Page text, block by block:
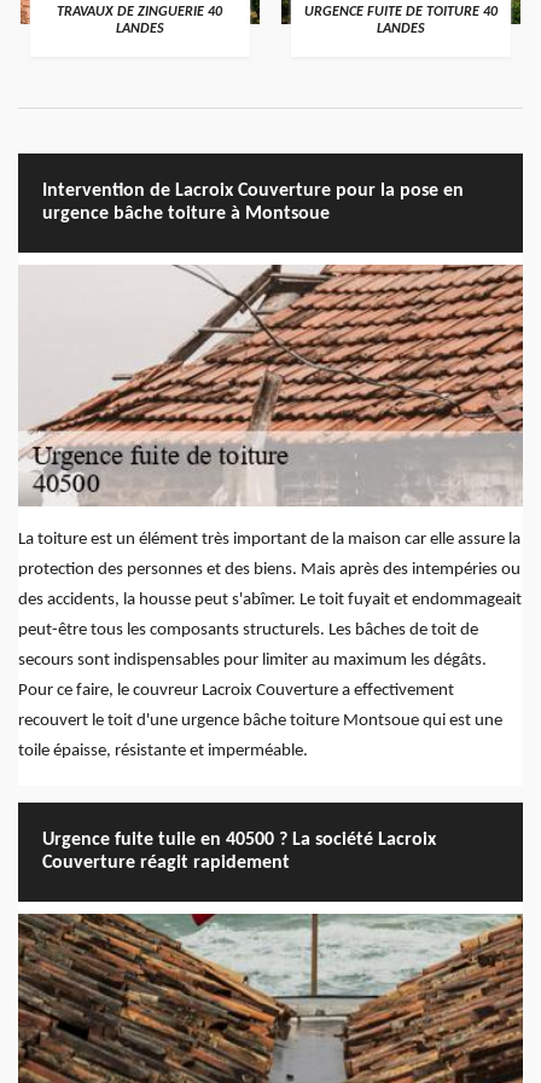
TRAVAUX DE ZINGUERIE 40
LANDES
URGENCE FUITE DE TOITURE 40
LANDES
Intervention de Lacroix Couverture pour la pose en
urgence bâche toiture à Montsoue
La toiture est un élément très important de la maison car elle assure la
protection des personnes et des biens. Mais après des intempéries ou
des accidents, la housse peut s'abîmer. Le toit fuyait et endommageait
peut-être tous les composants structurels. Les bâches de toit de
secours sont indispensables pour limiter au maximum les dégâts.
Pour ce faire, le couvreur Lacroix Couverture a effectivement
recouvert le toit d'une urgence bâche toiture Montsoue qui est une
toile épaisse, résistante et imperméable.
Urgence fuite tuile en 40500 ? La société Lacroix
Couverture réagit rapidement